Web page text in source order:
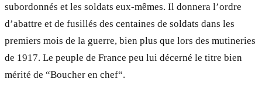
subordonnés et les soldats eux-mêmes. Il donnera l’ordre
d’abattre et de fusillés des centaines de soldats dans les
premiers mois de la guerre, bien plus que lors des mutineries
de 1917. Le peuple de France peu lui décerné le titre bien
mérité de “Boucher en chef“.